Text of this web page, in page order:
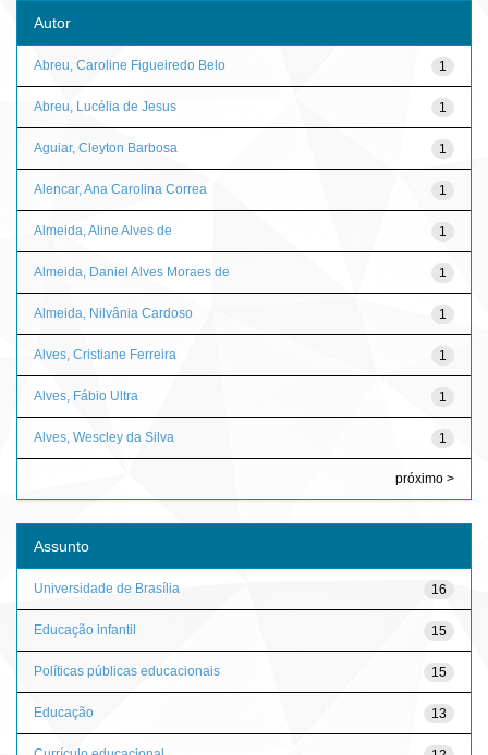
Autor
1
Abreu, Caroline Figueiredo Belo
1
Abreu, Lucélia de Jesus
1
Aguiar, Cleyton Barbosa
1
Alencar, Ana Carolina Correa
1
Almeida, Aline Alves de
1
Almeida, Daniel Alves Moraes de
1
Almeida, Nilvânia Cardoso
1
Alves, Cristiane Ferreira
1
Alves, Fábio Ultra
1
Alves, Wescley da Silva
próximo >
Assunto
16
Universidade de Brasília
15
Educação infantil
15
Políticas públicas educacionais
13
Educação